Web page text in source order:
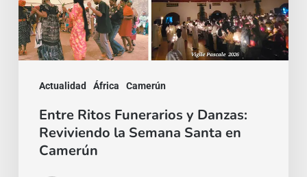
Actualidad África Camerún
Semana
Santa
en
Entre Ritos Funerarios y Danzas:
Reviviendo la Semana Santa en
Camerún